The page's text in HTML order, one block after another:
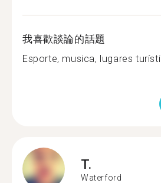
我喜歡談論的話題
Esporte, musica, lugares
T.
Waterford